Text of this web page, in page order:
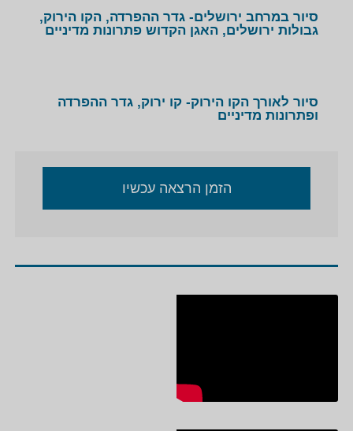
סיור במרחב ירושלים- גדר ההפרדה, הקו הירוק,
גבולות ירושלים, האגן הקדוש פתרונות מדיניים
סיור לאורך הקו הירוק- קו ירוק, גדר ההפרדה
ופתרונות מדיניים
הזמן הרצאה עכשיו